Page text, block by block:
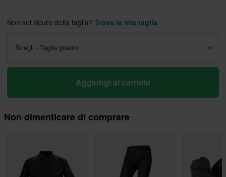
Non sei sicuro della taglia? Trova la mia taglia
Scegli - Taglia guanto
Aggiungi al carrello
Non dimenticare di comprare